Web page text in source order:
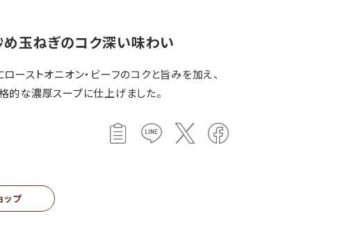
め玉ねぎのコク深い味わい
ーストオニオン・ビーフのコクと旨みを加え、
的な濃厚スープに仕上げました。
ップ